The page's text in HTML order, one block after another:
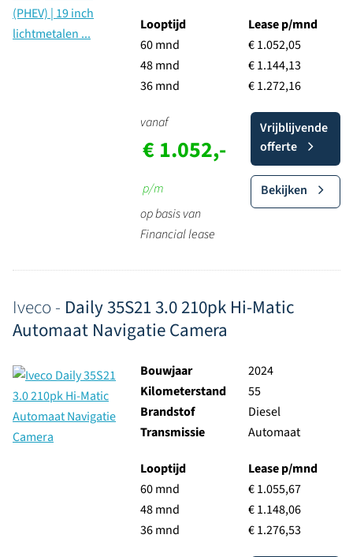
Looptijd
60 mnd
48 mnd
36 mnd
Lease p/mnd
€ 1.052,05
€ 1.144,13
€ 1.272,16
vanaf
€ 1.052,-
p/m
op basis van
Financial lease
Vrijblijvende
offerte
Bekijken
Iveco - Daily 35S21 3.0 210pk Hi-Matic
Automaat Navigatie Camera
Bouwjaar
2024
Kilometerstand
55
Brandstof
Diesel
Transmissie
Automaat
Looptijd
60 mnd
48 mnd
36 mnd
Lease p/mnd
€ 1.055,67
€ 1.148,06
€ 1.276,53